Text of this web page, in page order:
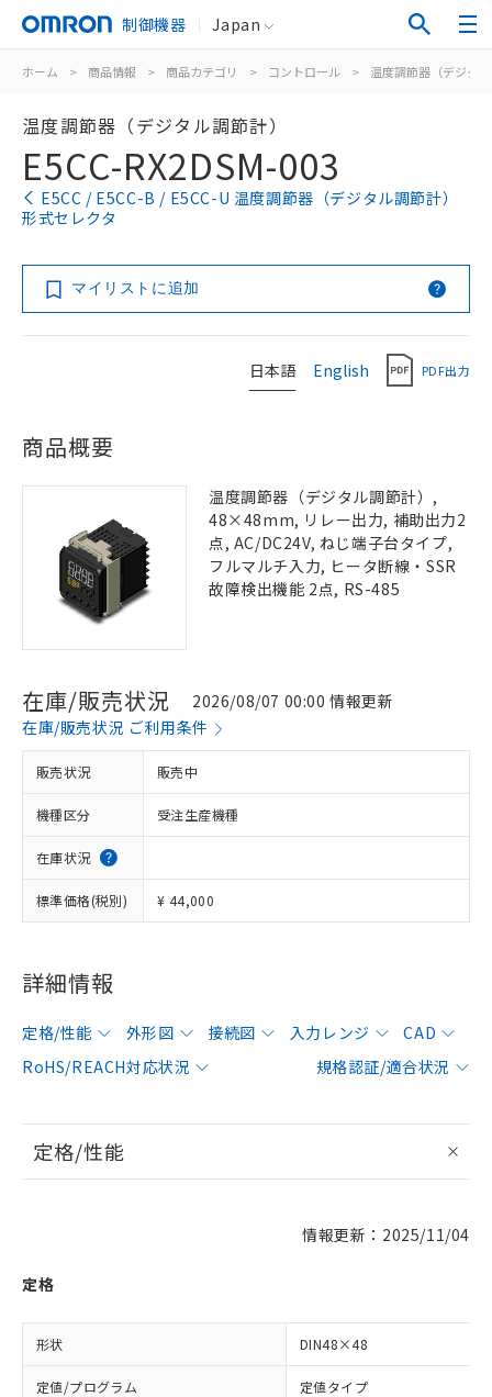
制御機器 Japan
ホーム > 商品情報 > 商品カテゴリ > コントロール > 温度調節器（デジタ
温度調節器（デジタル調節計）
E5CC-RX2DSM-003
E5CC / E5CC-B / E5CC-U 温度調節器（デジタル調節計）
形式セレクタ
マイリストに追加
日本語 English PDF出力
商品概要
温度調節器（デジタル調節計）,
48×48mm, リレー出力, 補助出力2
点, AC/DC24V, ねじ端子台タイプ,
フルマルチ入力, ヒータ断線・SSR
故障検出機能 2点, RS-485
在庫/販売状況
2026/08/07 00:00 情報更新
在庫/販売状況 ご利用条件
販売状況 販売中
機種区分 受注生産機種
在庫状況
標準価格(税別) ¥ 44,000
詳細情報
定格/性能 外形図 接続図 入力レンジ
CAD
RoHS/REACH対応状況
規格認証/適合状況
定格/性能
情報更新：2025/11/04
定格
形状 DIN48×48
定値/プログラム 定値タイプ